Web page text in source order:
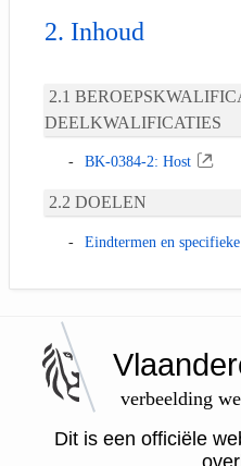
Inhoud
DEELKWALIFICATIES
BK-0384-2: Host
DOELEN
Eindtermen en
verbeelding
Dit is een officiële